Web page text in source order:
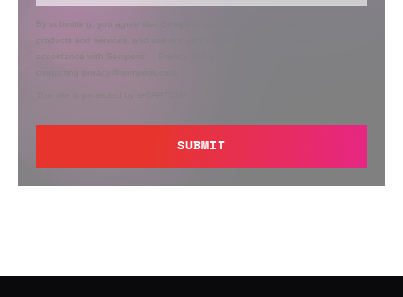
By submitting, you agree that Semperis may send you information regarding its
products and services, and use and process your personal information in
accordance with Semperis’
contacting privacy@semperis.com.
This site is protected by reCAPTCHA.
SUBMIT